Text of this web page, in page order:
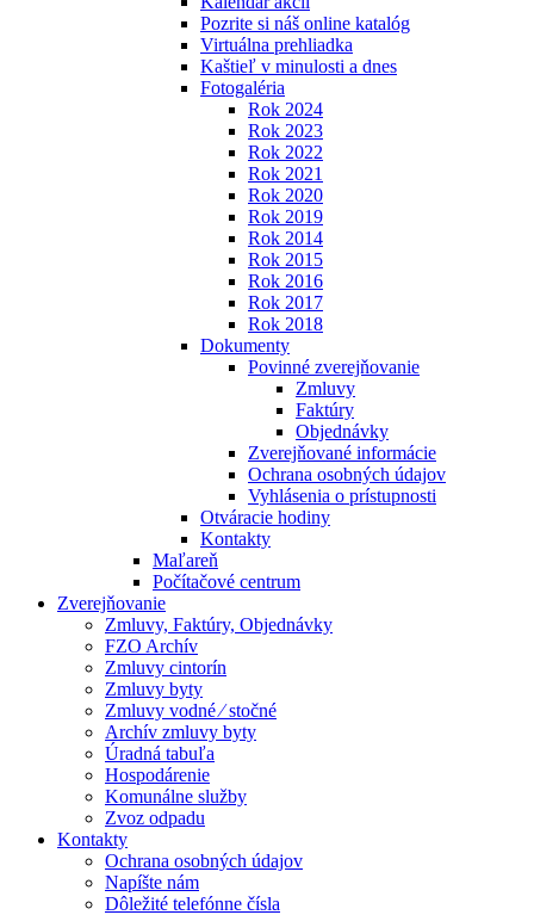
Pozrite si náš online katalóg
Virtuálna prehliadka
Kaštieľ v minulosti a dnes
Fotogaléria
Rok 2024
Rok 2023
Rok 2022
Rok 2021
Rok 2020
Rok 2019
Rok 2014
Rok 2015
Rok 2016
Rok 2017
Rok 2018
Dokumenty
Povinné zverejňovanie
Zmluvy
Faktúry
Objednávky
Zverejňované informácie
Ochrana osobných údajov
Vyhlásenia o prístupnosti
Otváracie hodiny
Kontakty
Maľareň
Počítačové centrum
Zverejňovanie
Zmluvy, Faktúry, Objednávky
FZO Archív
Zmluvy cintorín
Zmluvy byty
Zmluvy vodné ⁄ stočné
Archív zmluvy byty
Úradná tabuľa
Hospodárenie
Komunálne služby
Zvoz odpadu
Kontakty
Ochrana osobných údajov
Napíšte nám
Dôležité telefónne čísla